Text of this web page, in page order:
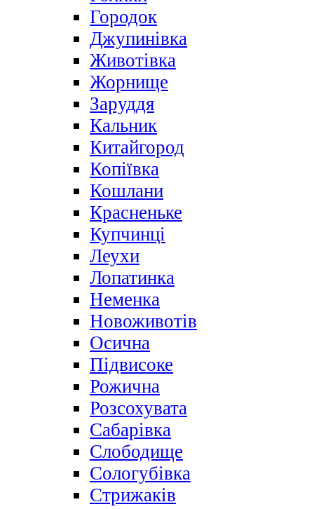
Городок
Джупинівка
Животівка
Жорнище
Заруддя
Кальник
Китайгород
Копіївка
Кошлани
Красненьке
Купчинці
Леухи
Лопатинка
Неменка
Новоживотів
Осична
Підвисоке
Рожична
Розсохувата
Сабарівка
Слободище
Сологубівка
Стрижаків